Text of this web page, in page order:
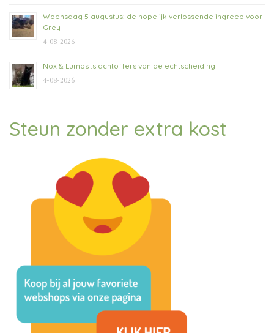
Woensdag 5 augustus: de hopelijk verlossende ingreep voor
Grey
4-08-2026
Nox & Lumos :slachtoffers van de echtscheiding
4-08-2026
Steun zonder extra kost